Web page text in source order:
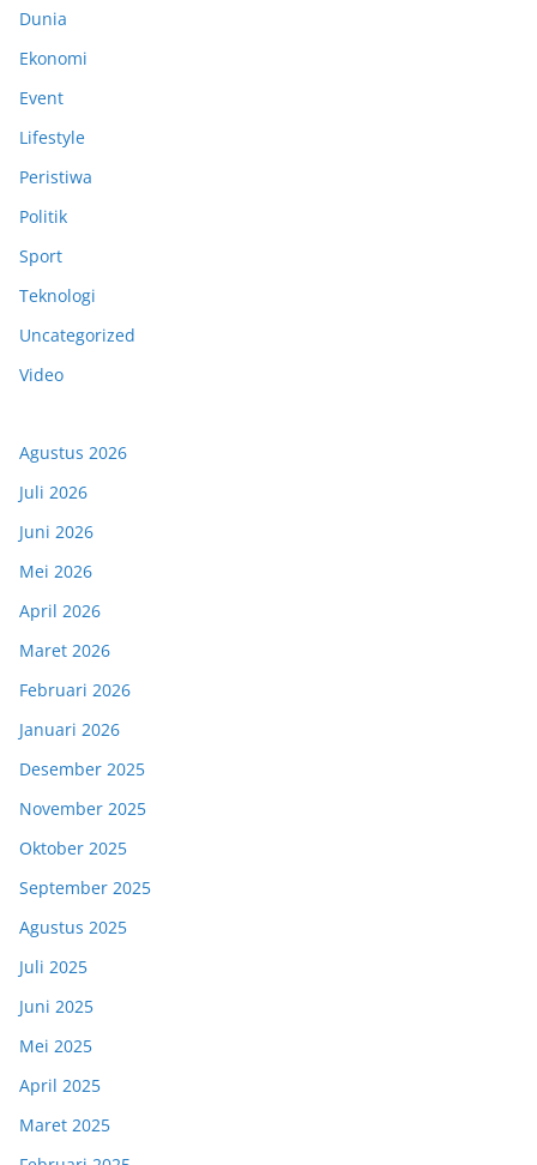
Dunia
Ekonomi
Event
Lifestyle
Peristiwa
Politik
Sport
Teknologi
Uncategorized
Video
Agustus 2026
Juli 2026
Juni 2026
Mei 2026
April 2026
Maret 2026
Februari 2026
Januari 2026
Desember 2025
November 2025
Oktober 2025
September 2025
Agustus 2025
Juli 2025
Juni 2025
Mei 2025
April 2025
Maret 2025